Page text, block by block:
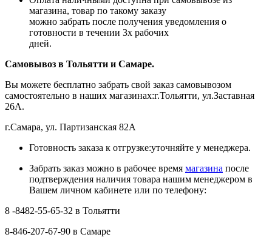
магазина, товар по такому заказу
можно забрать после получения уведомления о
готовности в течении 3х рабочих
дней.
Самовывоз в Тольятти и Самаре.
Вы можете бесплатно забрать свой заказ самовывозом
самостоятельно в наших магазинах:г.Тольятти, ул.Заставная
26А.
г.Самара, ул. Партизанская 82А
Готовность заказа к отгрузке:уточняйте у менеджера.
Забрать заказ можно в рабочее время магазина после
подтверждения наличия товара нашим менеджером в
Вашем личном кабинете или по телефону:
8 -8482-55-65-32 в Тольятти
8-846-207-67-90 в Самаре